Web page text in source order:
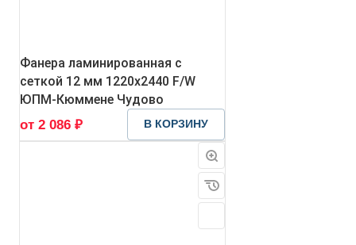
Фанера ламинированная с
сеткой 12 мм 1220х2440 F/W
ЮПМ-Кюммене Чудово
от 2 086 ₽
В КОРЗИНУ